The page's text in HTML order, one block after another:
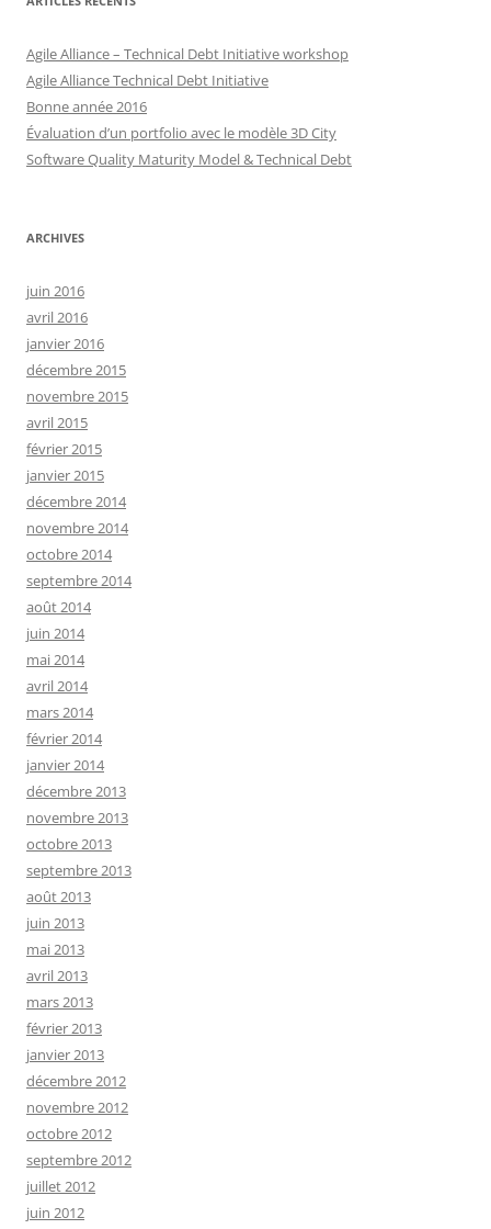
Agile Alliance – Technical Debt Initiative workshop
Agile Alliance Technical Debt Initiative
Bonne année 2016
Évaluation d’un portfolio avec le modèle 3D City
Software Quality Maturity Model & Technical Debt
ARCHIVES
juin 2016
avril 2016
janvier 2016
décembre 2015
novembre 2015
avril 2015
février 2015
janvier 2015
décembre 2014
novembre 2014
octobre 2014
septembre 2014
août 2014
juin 2014
mai 2014
avril 2014
mars 2014
février 2014
janvier 2014
décembre 2013
novembre 2013
octobre 2013
septembre 2013
août 2013
juin 2013
mai 2013
avril 2013
mars 2013
février 2013
janvier 2013
décembre 2012
novembre 2012
octobre 2012
septembre 2012
juillet 2012
juin 2012